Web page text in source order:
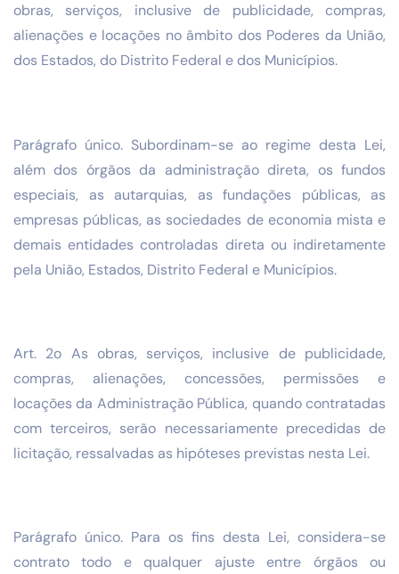
obras, serviços, inclusive de publicidade, compras,
alienações e locações no âmbito dos Poderes da União,
dos Estados, do Distrito Federal e dos Municípios.
Parágrafo único. Subordinam-se ao regime desta Lei,
além dos órgãos da administração direta, os fundos
especiais, as autarquias, as fundações públicas, as
empresas públicas, as sociedades de economia mista e
demais entidades controladas direta ou indiretamente
pela União, Estados, Distrito Federal e Municípios.
Art. 2o As obras, serviços, inclusive de publicidade,
compras, alienações, concessões, permissões e
locações da Administração Pública, quando contratadas
com terceiros, serão necessariamente precedidas de
licitação, ressalvadas as hipóteses previstas nesta Lei.
Parágrafo único. Para os fins desta Lei, considera-se
contrato todo e qualquer ajuste entre órgãos ou